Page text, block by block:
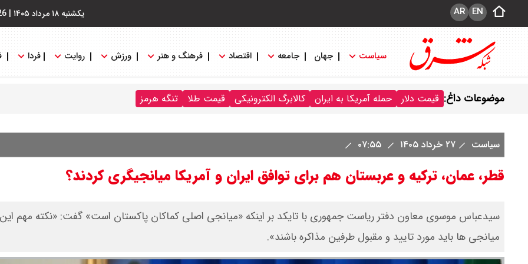
یکشنبه ۱۸ مرداد ۱۴۰۵ | EN
AR
سیاست جهان جامعه اقتصاد فرهنگ و هنر ورزش روایت فردا
موضوعات داغ: قیمت دلار حمله آمریکا به ایران کالابرگ الکترونیکی قیمت طلا تنگه هرمز
سیاست ۲۷ خرداد ۱۴۰۵
قطر، عمان، ترکیه و عربستان هم برای توافق ایران و آمریکا میانجیگری کردند؟
سیدعباس موسوی معاون دفتر ریاست جمهوری با تایکد بر اینکه «میانجی اصلی کماکان پاکستان است» گفت: «نکته مهم
میانجی ها باید مورد تایید و مقبول طرفین مذاکره باشند».